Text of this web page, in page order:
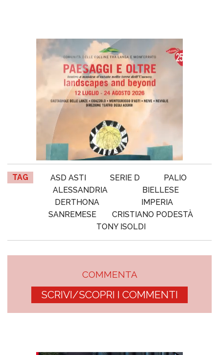
TAG ASD ASTI SERIE D
PALIO
ALESSANDRIA
BIELLESE
DERTHONA
IMPERIA
SANREMESE
CRISTIANO PODESTÀ
TONY ISOLDI
COMMENTA
SCRIVI/SCOPRI I COMMENTI